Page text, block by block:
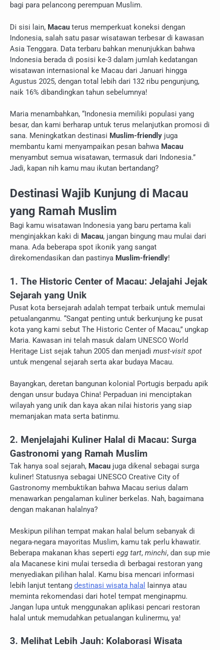
bagi para pelancong perempuan Muslim.
Di sisi lain, Macau terus memperkuat koneksi dengan
Indonesia, salah satu pasar wisatawan terbesar di kawasan
Asia Tenggara. Data terbaru bahkan menunjukkan bahwa
Indonesia berada di posisi ke-3 dalam jumlah kedatangan
wisatawan internasional ke Macau dari Januari hingga
Agustus 2025, dengan total lebih dari 132 ribu pengunjung,
naik 16% dibandingkan tahun sebelumnya!
Maria menambahkan, “Indonesia memiliki populasi yang
besar, dan kami berharap untuk terus melanjutkan promosi di
sana. Meningkatkan destinasi Muslim-friendly juga
membantu kami menyampaikan pesan bahwa Macau
menyambut semua wisatawan, termasuk dari Indonesia.”
Jadi, kapan nih kamu mau ikutan bertandang?
Destinasi Wajib Kunjung di Macau
yang Ramah Muslim
Bagi kamu wisatawan Indonesia yang baru pertama kali
menginjakkan kaki di Macau, jangan bingung mau mulai dari
mana. Ada beberapa spot ikonik yang sangat
direkomendasikan dan pastinya Muslim-friendly!
1. The Historic Center of Macau: Jelajahi Jejak
Sejarah yang Unik
Pusat kota bersejarah adalah tempat terbaik untuk memulai
petualanganmu. “Sangat penting untuk berkunjung ke pusat
kota yang kami sebut The Historic Center of Macau,” ungkap
Maria. Kawasan ini telah masuk dalam UNESCO World
Heritage List sejak tahun 2005 dan menjadi must-visit spot
untuk mengenal sejarah serta akar budaya Macau.
Bayangkan, deretan bangunan kolonial Portugis berpadu apik
dengan unsur budaya China! Perpaduan ini menciptakan
wilayah yang unik dan kaya akan nilai historis yang siap
memanjakan mata serta batinmu.
2. Menjelajahi Kuliner Halal di Macau: Surga
Gastronomi yang Ramah Muslim
Tak hanya soal sejarah, Macau juga dikenal sebagai surga
kuliner! Statusnya sebagai UNESCO Creative City of
Gastronomy membuktikan bahwa Macau serius dalam
menawarkan pengalaman kuliner berkelas. Nah, bagaimana
dengan makanan halalnya?
Meskipun pilihan tempat makan halal belum sebanyak di
negara-negara mayoritas Muslim, kamu tak perlu khawatir.
Beberapa makanan khas seperti egg tart, minchi, dan sup mie
ala Macanese kini mulai tersedia di berbagai restoran yang
menyediakan pilihan halal. Kamu bisa mencari informasi
lebih lanjut tentang destinasi wisata halal
lainnya atau
meminta rekomendasi dari hotel tempat menginapmu.
Jangan lupa untuk menggunakan aplikasi pencari restoran
halal untuk memudahkan petualangan kulinermu, ya!
3. Melihat Lebih Jauh: Kolaborasi Wisata